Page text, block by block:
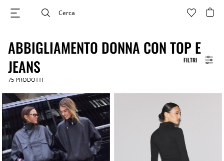
FILTRI
ABBIGLIAMENTO DONNA CON TOP E
JEANS
75 PRODOTTI